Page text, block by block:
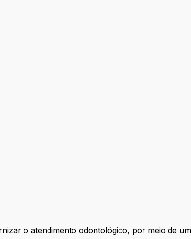
o atendimento odontológico, por meio de